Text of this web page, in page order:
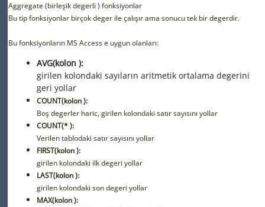
Aggregate (birleşik degerli ) fonksiyonlar
Bu tip fonksiyonlar birçok deger ile çalışır ama sonucu tek bir degerdir.
Bu fonksiyonların MS Access e uygun olanları:
AVG(kolon ):
girilen kolondaki sayıların aritmetik ortalama degerini
geri yollar
COUNT(kolon ):
Boş degerler haric, girilen kolondaki satır sayısını yollar
COUNT(* ):
Verilen tablodaki satır sayısını yollar
FIRST(kolon ):
girilen kolondaki ilk degeri yollar
LAST(kolon ):
girilen kolondaki son degeri yollar
MAX(kolon ):